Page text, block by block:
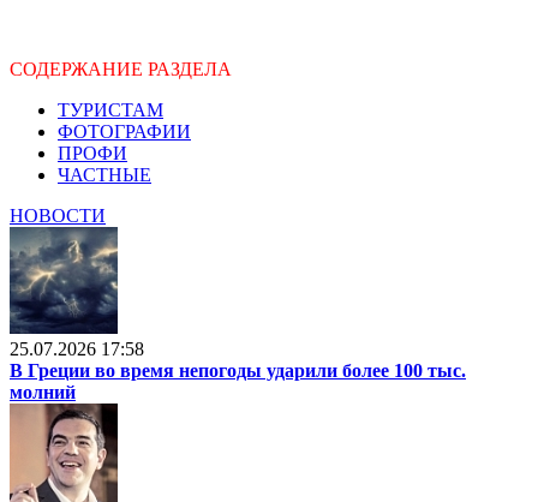
СОДЕРЖАНИЕ РАЗДЕЛА
ТУРИСТАМ
ФОТОГРАФИИ
ПРОФИ
ЧАСТНЫЕ
НОВОСТИ
25.07.2026 17:58
В Греции во время непогоды ударили более 100 тыс.
молний